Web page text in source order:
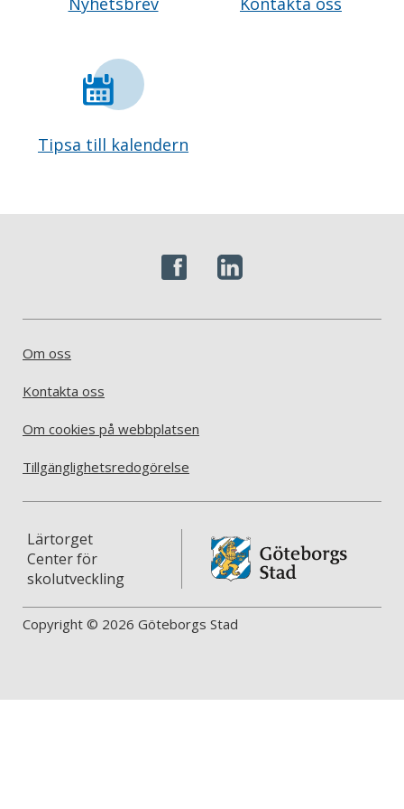
Tipsa till kalendern
Om oss
Kontakta oss
Om cookies på webbplatsen
Tillgänglighetsredogörelse
Lärtorget
Center för
skolutveckling
Copyright © 2026 Göteborgs Stad